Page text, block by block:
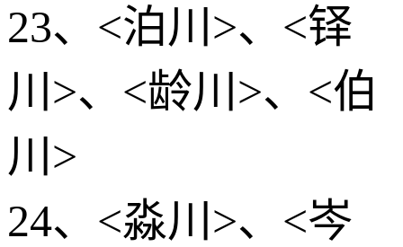
23、<泊川>、<铎
川>、<龄川>、<伯
川>
24、<淼川>、<岑